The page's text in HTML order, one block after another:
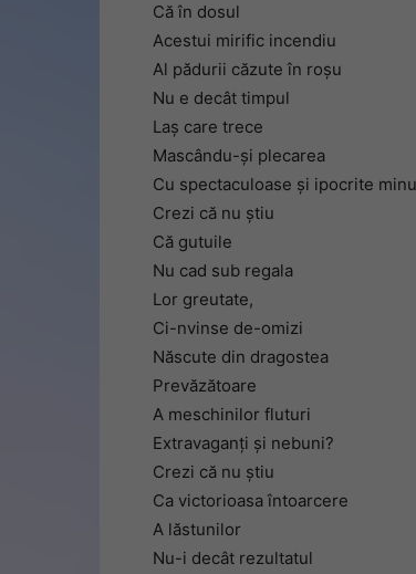
Că în dosul
Acestui mirific incendiu
Al pădurii căzute în roșu
Nu e decât timpul
Laș care trece
Mascându-și plecarea
Cu spectaculoase și ipocrite
Crezi că nu știu
Că gutuile
Nu cad sub regala
Lor greutate,
Ci-nvinse de-omizi
Născute din dragostea
Prevăzătoare
A meschinilor fluturi
Extravaganți și nebuni?
Crezi că nu știu
Ca victorioasa întoarcere
A lăstunilor
Nu-i decât rezultatul